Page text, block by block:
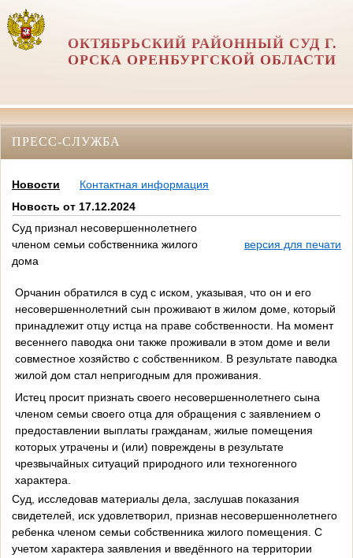
ОКТЯБРЬСКИЙ РАЙОННЫЙ СУД Г.
ОРСКА ОРЕНБУРГСКОЙ ОБЛАСТИ
ПРЕСС-СЛУЖБА
Новости
Контактная информация
Новость от 17.12.2024
Суд признал несовершеннолетнего
членом семьи собственника жилого
дома
версия для печати
Орчанин обратился в суд с иском, указывая, что он и его
несовершеннолетний сын проживают в жилом доме, который
принадлежит отцу истца на праве собственности. На момент
весеннего паводка они также проживали в этом доме и вели
совместное хозяйство с собственником. В результате паводка
жилой дом стал непригодным для проживания.
Истец просит признать своего несовершеннолетнего сына
членом семьи своего отца для обращения с заявлением о
предоставлении выплаты гражданам, жилые помещения
которых утрачены и (или) повреждены в результате
чрезвычайных ситуаций природного или техногенного
характера.
Суд, исследовав материалы дела, заслушав показания
свидетелей, иск удовлетворил, признав несовершеннолетнего
ребенка членом семьи собственника жилого помещения. С
учетом характера заявления и введённого на территории